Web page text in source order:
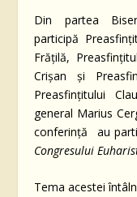
Din partea
participă
Frățilă,
Crișan și
Preasfințitului
general Marius
conferință au
Congresului
Tema acestei